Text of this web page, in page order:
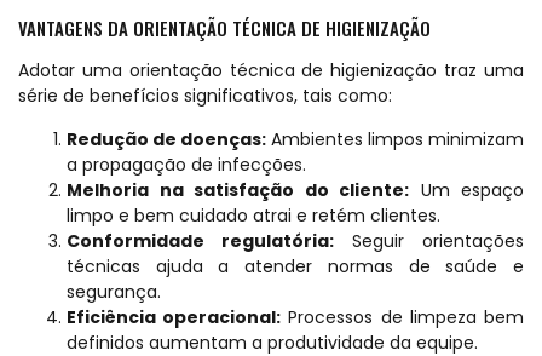
VANTAGENS DA ORIENTAÇÃO TÉCNICA DE HIGIENIZAÇÃO
Adotar uma orientação técnica de higienização traz uma
série de benefícios significativos, tais como:
Redução de doenças: Ambientes limpos minimizam
a propagação de infecções.
Melhoria na satisfação do cliente: Um espaço
limpo e bem cuidado atrai e retém clientes.
Conformidade regulatória: Seguir orientações
técnicas ajuda a atender normas de saúde e
segurança.
Eficiência operacional: Processos de limpeza bem
definidos aumentam a produtividade da equipe.